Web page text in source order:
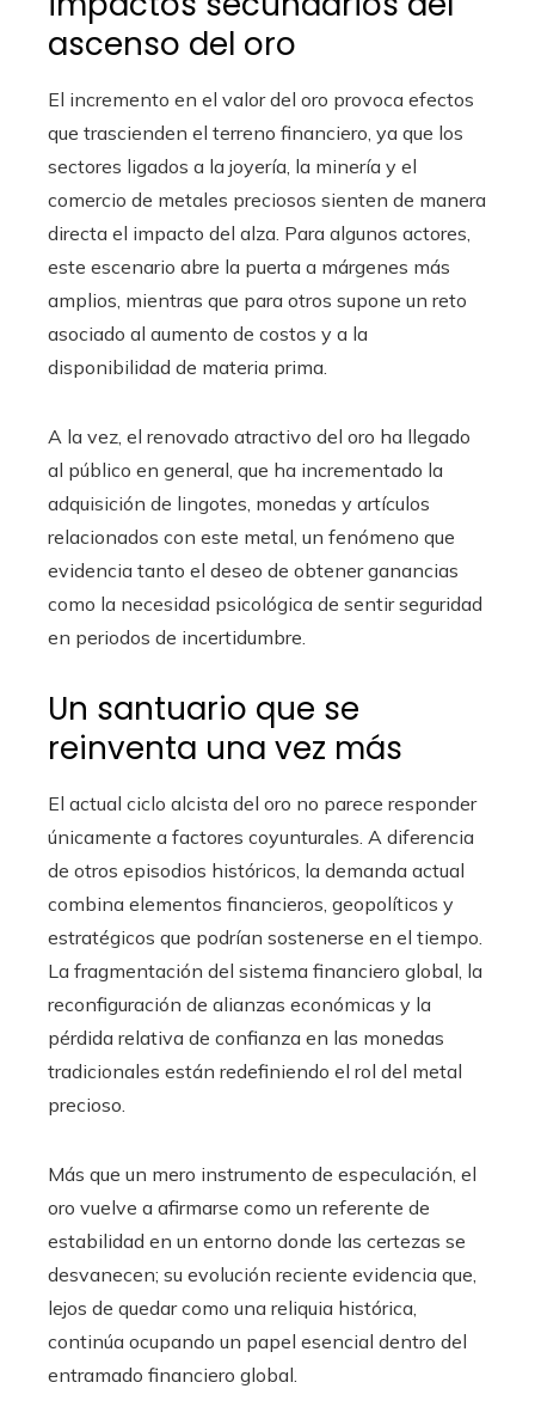
ascenso del oro
El incremento en el valor del oro provoca efectos
que trascienden el terreno financiero, ya que los
sectores ligados a la joyería, la minería y el
comercio de metales preciosos sienten de manera
directa el impacto del alza. Para algunos actores,
este escenario abre la puerta a márgenes más
amplios, mientras que para otros supone un reto
asociado al aumento de costos y a la
disponibilidad de materia prima.
A la vez, el renovado atractivo del oro ha llegado
al público en general, que ha incrementado la
adquisición de lingotes, monedas y artículos
relacionados con este metal, un fenómeno que
evidencia tanto el deseo de obtener ganancias
como la necesidad psicológica de sentir seguridad
en periodos de incertidumbre.
Un santuario que se
reinventa una vez más
El actual ciclo alcista del oro no parece responder
únicamente a factores coyunturales. A diferencia
de otros episodios históricos, la demanda actual
combina elementos financieros, geopolíticos y
estratégicos que podrían sostenerse en el tiempo.
La fragmentación del sistema financiero global, la
reconfiguración de alianzas económicas y la
pérdida relativa de confianza en las monedas
tradicionales están redefiniendo el rol del metal
precioso.
Más que un mero instrumento de especulación, el
oro vuelve a afirmarse como un referente de
estabilidad en un entorno donde las certezas se
desvanecen; su evolución reciente evidencia que,
lejos de quedar como una reliquia histórica,
continúa ocupando un papel esencial dentro del
entramado financiero global.